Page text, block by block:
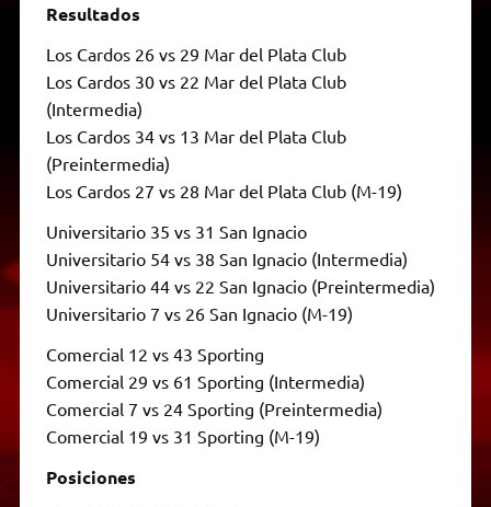
Resultados
Los Cardos 26 vs 29 Mar del Plata Club
Los Cardos 30 vs 22 Mar del Plata Club
(Intermedia)
Los Cardos 34 vs 13 Mar del Plata Club
(Preintermedia)
Los Cardos 27 vs 28 Mar del Plata Club (M-19)
Universitario 35 vs 31 San Ignacio
Universitario 54 vs 38 San Ignacio (Intermedia)
Universitario 44 vs 22 San Ignacio (Preintermedia)
Universitario 7 vs 26 San Ignacio (M-19)
Comercial 12 vs 43 Sporting
Comercial 29 vs 61 Sporting (Intermedia)
Comercial 7 vs 24 Sporting (Preintermedia)
Comercial 19 vs 31 Sporting (M-19)
Posiciones